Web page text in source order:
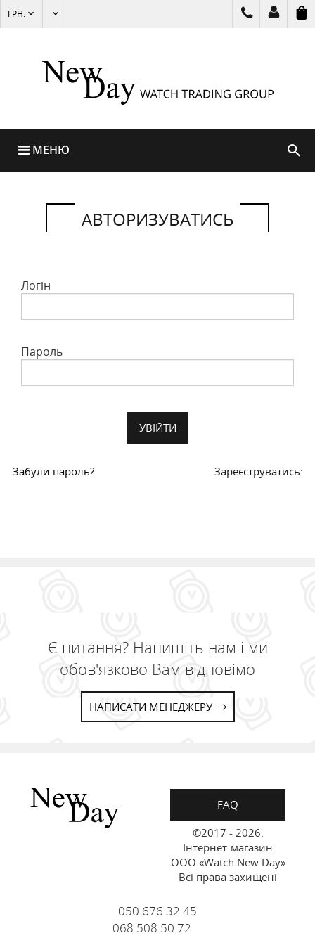
ГРН.
МЕНЮ
АВТОРИЗУВАТИСЬ
Логін
Пароль
Забули пароль? Зареєструватись:
Є питання? Напишіть нам і ми
обов'язково Вам відповімо
НАПИСАТИ МЕНЕДЖЕРУ
FAQ
©2017 - 2026.
Інтернет-магазин
ООО «Watch New Day»
Всі права захищені
050 676 32 45
068 508 50 72